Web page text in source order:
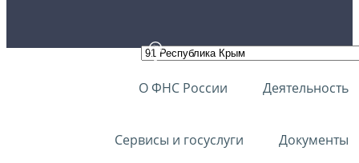
О ФНС России Деятельность
Сервисы и госуслуги Документы